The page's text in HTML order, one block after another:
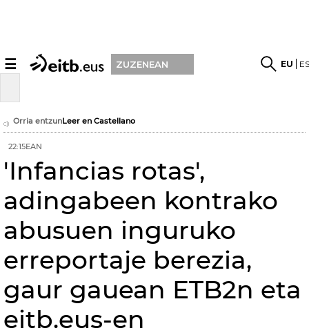
☰ ZUZENEAN EU
Orria entzunLeer en Castellano
22:15EAN
'Infancias rotas',
adingabeen kontrako
abusuen inguruko
erreportaje berezia,
gaur gauean ETB2n eta
eitb.eus-en